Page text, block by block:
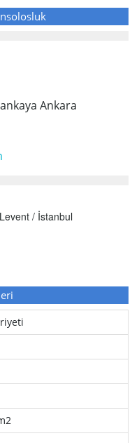
Ankara
/ İstanbul